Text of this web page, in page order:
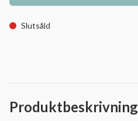
Slutsåld
Produktbeskrivning